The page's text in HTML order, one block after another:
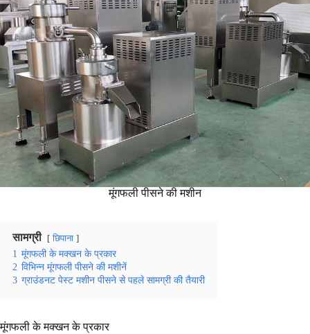
मूंगफली पीसने की मशीन
सामग्री छिपाना
1 मूंगफली के मक्खन के प्रकार
2 विभिन्न मूंगफली पीसने की मशीनें
3 ग्राउंडनट पेस्ट मशीन पीसने से पहले सामग्री की तैयारी
मूंगफली के मक्खन के प्रकार